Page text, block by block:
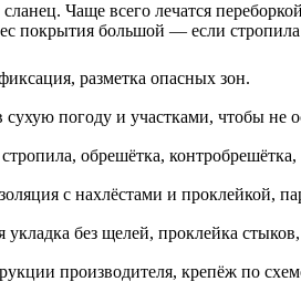
Чаще всего лечатся
покрытия большой — если
разметка опасных зон.
сухую погоду и участками, чтобы не
обрешётка, контробрешётка,
с нахлёстами и проклейкой,
укладка без щелей, проклейка
производителя, крепёж по